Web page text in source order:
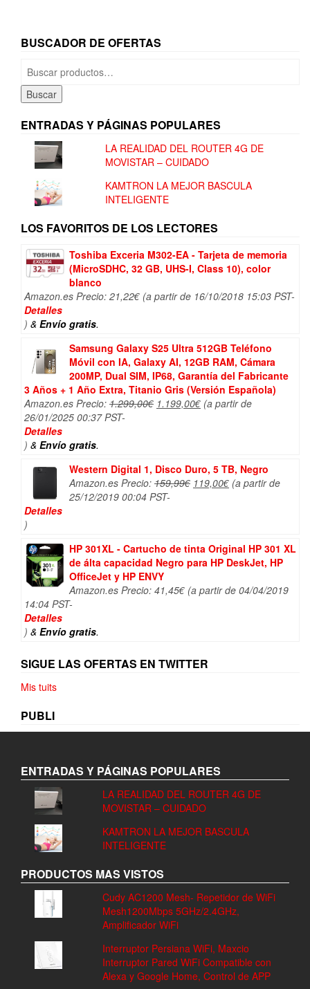
BUSCADOR DE OFERTAS
Buscar
por:
Buscar
ENTRADAS Y PÁGINAS POPULARES
LA REALIDAD DEL ROUTER 4G DE
MOVISTAR – CUIDADO
KAMTRON LA MEJOR BASCULA
INTELIGENTE
LOS FAVORITOS DE LOS LECTORES
Toshiba Exceria M302-EA - Tarjeta de memoria
(MicroSDHC, 32 GB, UHS-I, Class 10), color
blanco
Amazon.es Precio: 21,22€ (a partir de 16/10/2018 15:03 PST-
Detalles
) & Envío gratis.
Samsung Galaxy S25 Ultra 512GB Teléfono
Móvil con IA, Galaxy AI, 12GB RAM, Cámara
200MP, Dual SIM, IP68, Garantía del Fabricante
3 Años + 1 Año Extra, Titanio Gris (Versión Española)
Amazon.es Precio: 1.299,00€ El
1.199,00€El(a partir de
26/01/2025 00:37 PST-
Detalles
) & Envío gratis.
Western Digital 1, Disco Duro, 5 TB, Negro
Amazon.es Precio: 159,99€ El
119,00€El(a partir de
25/12/2019 00:04 PST-
Detalles
)
HP 301XL - Cartucho de tinta Original HP 301 XL
de álta capacidad Negro para HP DeskJet, HP
OfficeJet y HP ENVY
Amazon.es Precio: 41,45€ (a partir de 04/04/2019
14:04 PST-
Detalles
) & Envío gratis.
SIGUE LAS OFERTAS EN TWITTER
Mis tuits
PUBLI
ENTRADAS Y PÁGINAS POPULARES
LA REALIDAD DEL ROUTER 4G DE
MOVISTAR – CUIDADO
KAMTRON LA MEJOR BASCULA
INTELIGENTE
PRODUCTOS MAS VISTOS
Cudy AC1200 Mesh- Repetidor de WiFi
Mesh1200Mbps 5GHz/2.4GHz,
Amplificador WiFi
Interruptor Persiana WiFi, Maxcio
Interruptor Pared WiFi Compatible con
Alexa y Google Home, Control de APP